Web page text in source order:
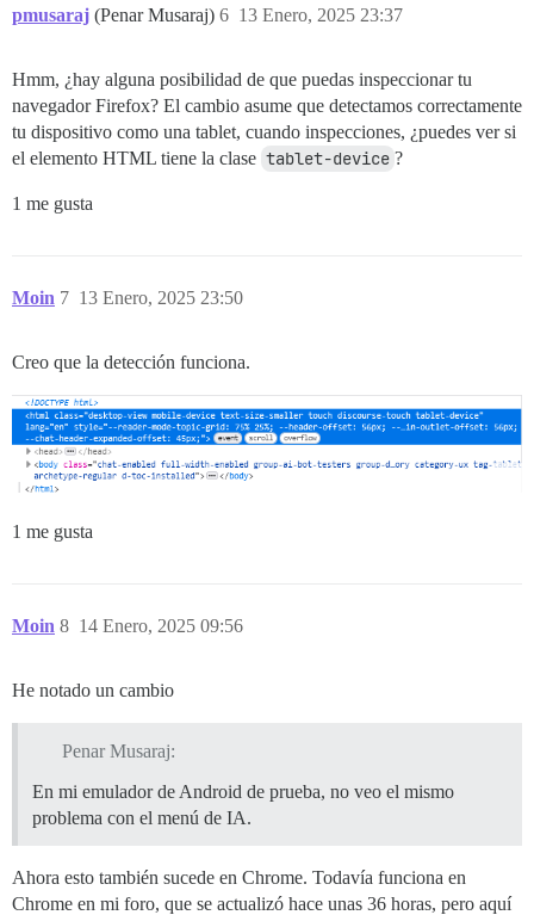
pmusaraj (Penar Musaraj) 13 Enero, 2025 23:37
6
Hmm, ¿hay alguna posibilidad de que puedas inspeccionar tu
navegador Firefox? El cambio asume que detectamos correctamente
tu dispositivo como una tablet, cuando inspecciones, ¿puedes ver si
el elemento HTML tiene la clase tablet-device ?
1 me gusta
Moin 13 Enero, 2025 23:50
7
Creo que la detección funciona.
1 me gusta
Moin 14 Enero, 2025 09:56
8
He notado un cambio
Penar Musaraj:
En mi emulador de Android de prueba, no veo el mismo
problema con el menú de IA.
Ahora esto también sucede en Chrome. Todavía funciona en
Chrome en mi foro, que se actualizó hace unas 36 horas, pero aquí